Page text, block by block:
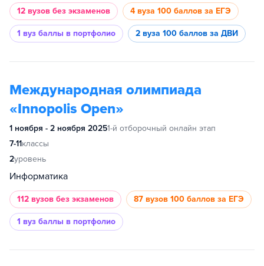
12 вузов без экзаменов 4 вуза 100 баллов за ЕГЭ
1 вуз баллы в портфолио 2 вуза 100 баллов за ДВИ
Международная олимпиада
«Innopolis Open»
1 ноября - 2 ноября 20251-й отборочный онлайн этап
7-11классы
2уровень
Информатика
112 вузов без экзаменов 87 вузов 100 баллов за ЕГЭ
1 вуз баллы в портфолио